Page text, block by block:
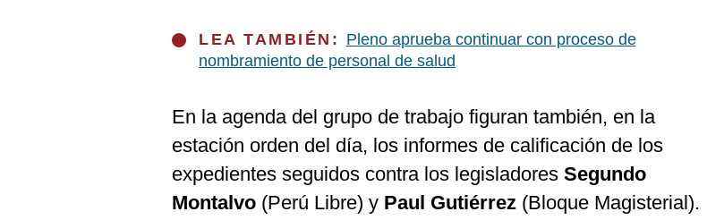
LEA TAMBIÉN: Pleno aprueba continuar con proceso de
nombramiento de personal de salud
En la agenda del grupo de trabajo figuran también, en la
estación orden del día, los informes de calificación de los
expedientes seguidos contra los legisladores Segundo
Montalvo (Perú Libre) y Paul Gutiérrez (Bloque Magisterial).